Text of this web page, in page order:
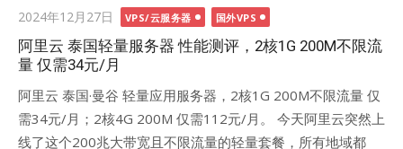
Posted
on
2024年12月27日 VPS/云服务器 国外VPS
阿里云 泰国轻量服务器 性能测评，2核1G 200M不限流
量 仅需34元/月
阿里云 泰国·曼谷 轻量应用服务器，2核1G 200M不限流量 仅
需34元/月；2核4G 200M 仅需112元/月。 今天阿里云突然上
线了这个200兆大带宽且不限流量的轻量套餐，所有地域都